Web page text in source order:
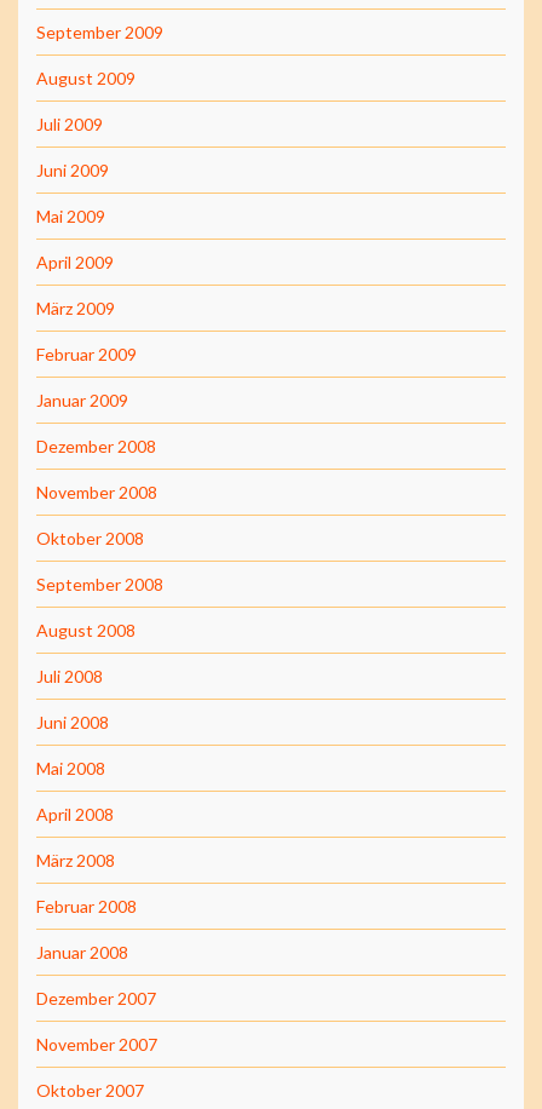
September 2009
August 2009
Juli 2009
Juni 2009
Mai 2009
April 2009
März 2009
Februar 2009
Januar 2009
Dezember 2008
November 2008
Oktober 2008
September 2008
August 2008
Juli 2008
Juni 2008
Mai 2008
April 2008
März 2008
Februar 2008
Januar 2008
Dezember 2007
November 2007
Oktober 2007